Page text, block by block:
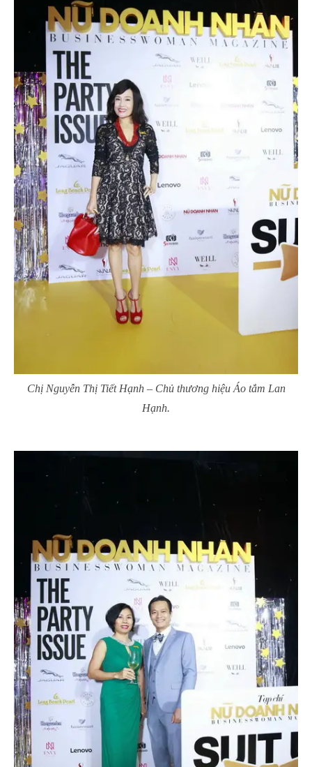
Chị Nguyễn Thị Tiết Hạnh – Chủ thương hiệu Áo tắm Lan
Hạnh.